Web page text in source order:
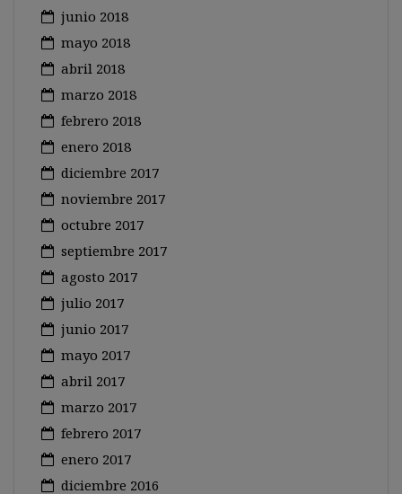
junio 2018
mayo 2018
abril 2018
marzo 2018
febrero 2018
enero 2018
diciembre 2017
noviembre 2017
octubre 2017
septiembre 2017
agosto 2017
julio 2017
junio 2017
mayo 2017
abril 2017
marzo 2017
febrero 2017
enero 2017
diciembre 2016